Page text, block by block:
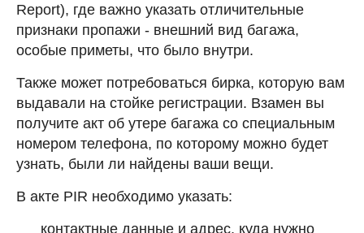
Report), где важно указать отличительные
признаки пропажи - внешний вид багажа,
особые приметы, что было внутри.
Также может потребоваться бирка, которую вам
выдавали на стойке регистрации. Взамен вы
получите акт об утере багажа со специальным
номером телефона, по которому можно будет
узнать, были ли найдены ваши вещи.
В акте PIR необходимо указать:
контактные данные и адрес, куда нужно